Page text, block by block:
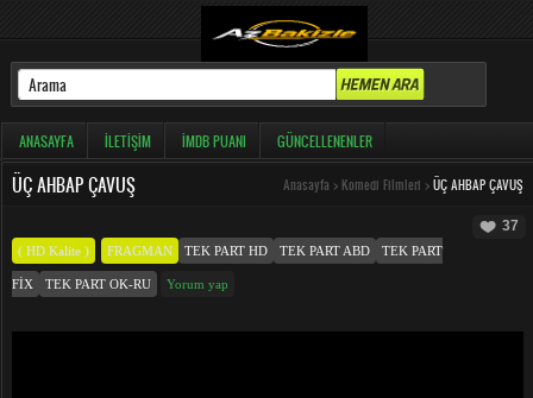
ANASAYFA İLETIŞIM İMDB PUANI GÜNCELLENENLER
ÜÇ AHBAP ÇAVUŞ Anasayfa > Komedi Filmleri > ÜÇ AHBAP ÇAVUŞ
37
( HD Kalite ) FRAGMAN TEK PART HD TEK PART ABD TEK PART
FIX TEK PART OK-RU Yorum yap